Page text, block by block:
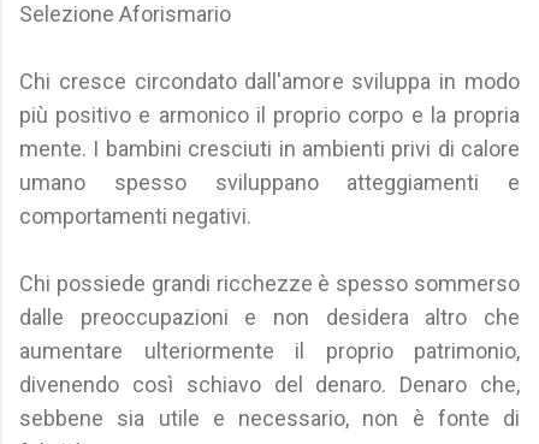
Selezione Aforismario
Chi cresce circondato dall'amore sviluppa in modo
più positivo e armonico il proprio corpo e la propria
mente. I bambini cresciuti in ambienti privi di calore
umano spesso sviluppano atteggiamenti e
comportamenti negativi.
Chi possiede grandi ricchezze è spesso sommerso
dalle preoccupazioni e non desidera altro che
aumentare ulteriormente il proprio patrimonio,
divenendo così schiavo del denaro. Denaro che,
sebbene sia utile e necessario, non è fonte di